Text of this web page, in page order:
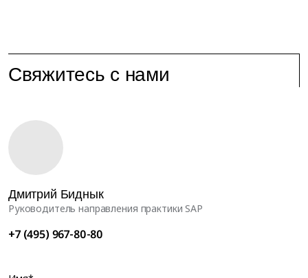
Свяжитесь с нами
Дмитрий Биднык
Руководитель направления практики SAP
+7 (495) 967-80-80